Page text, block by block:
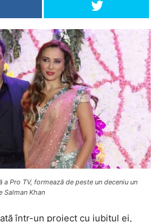
a Pro TV, formează de peste un deceniu un
Salman Khan
într-un proiect cu iubitul ei,